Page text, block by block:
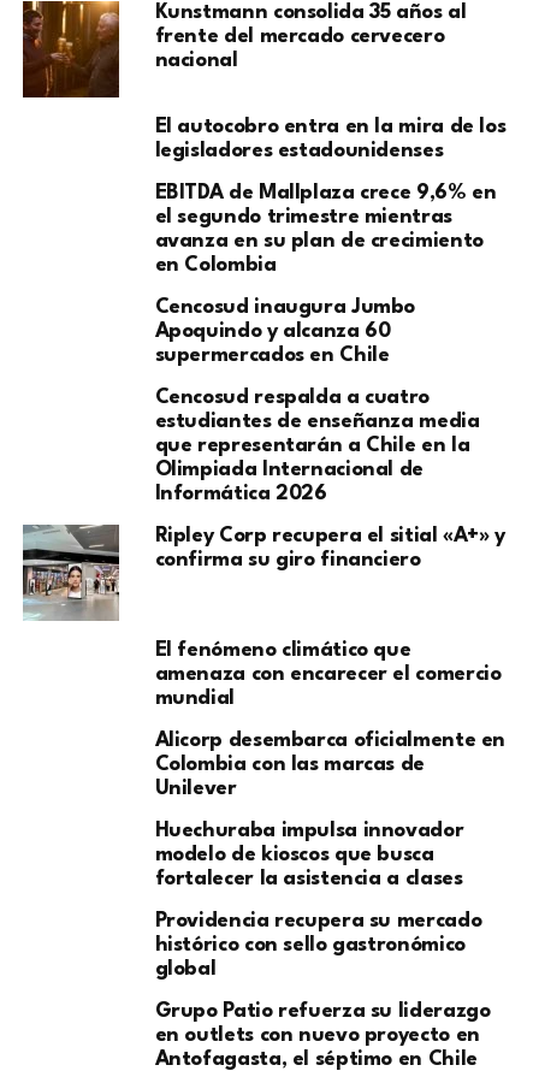
Kunstmann consolida 35 años al
frente del mercado cervecero
nacional
El autocobro entra en la mira de los
legisladores estadounidenses
EBITDA de Mallplaza crece 9,6% en
el segundo trimestre mientras
avanza en su plan de crecimiento
en Colombia
Cencosud inaugura Jumbo
Apoquindo y alcanza 60
supermercados en Chile
Cencosud respalda a cuatro
estudiantes de enseñanza media
que representarán a Chile en la
Olimpiada Internacional de
Informática 2026
Ripley Corp recupera el sitial «A+» y
confirma su giro financiero
El fenómeno climático que
amenaza con encarecer el comercio
mundial
Alicorp desembarca oficialmente en
Colombia con las marcas de
Unilever
Huechuraba impulsa innovador
modelo de kioscos que busca
fortalecer la asistencia a clases
Providencia recupera su mercado
histórico con sello gastronómico
global
Grupo Patio refuerza su liderazgo
en outlets con nuevo proyecto en
Antofagasta, el séptimo en Chile